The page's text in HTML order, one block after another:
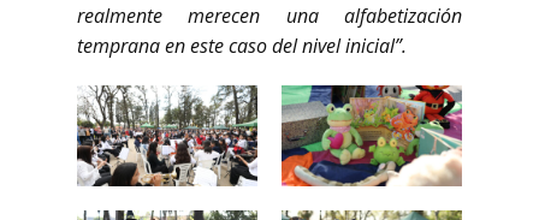
realmente merecen una alfabetización
temprana en este caso del nivel inicial”.